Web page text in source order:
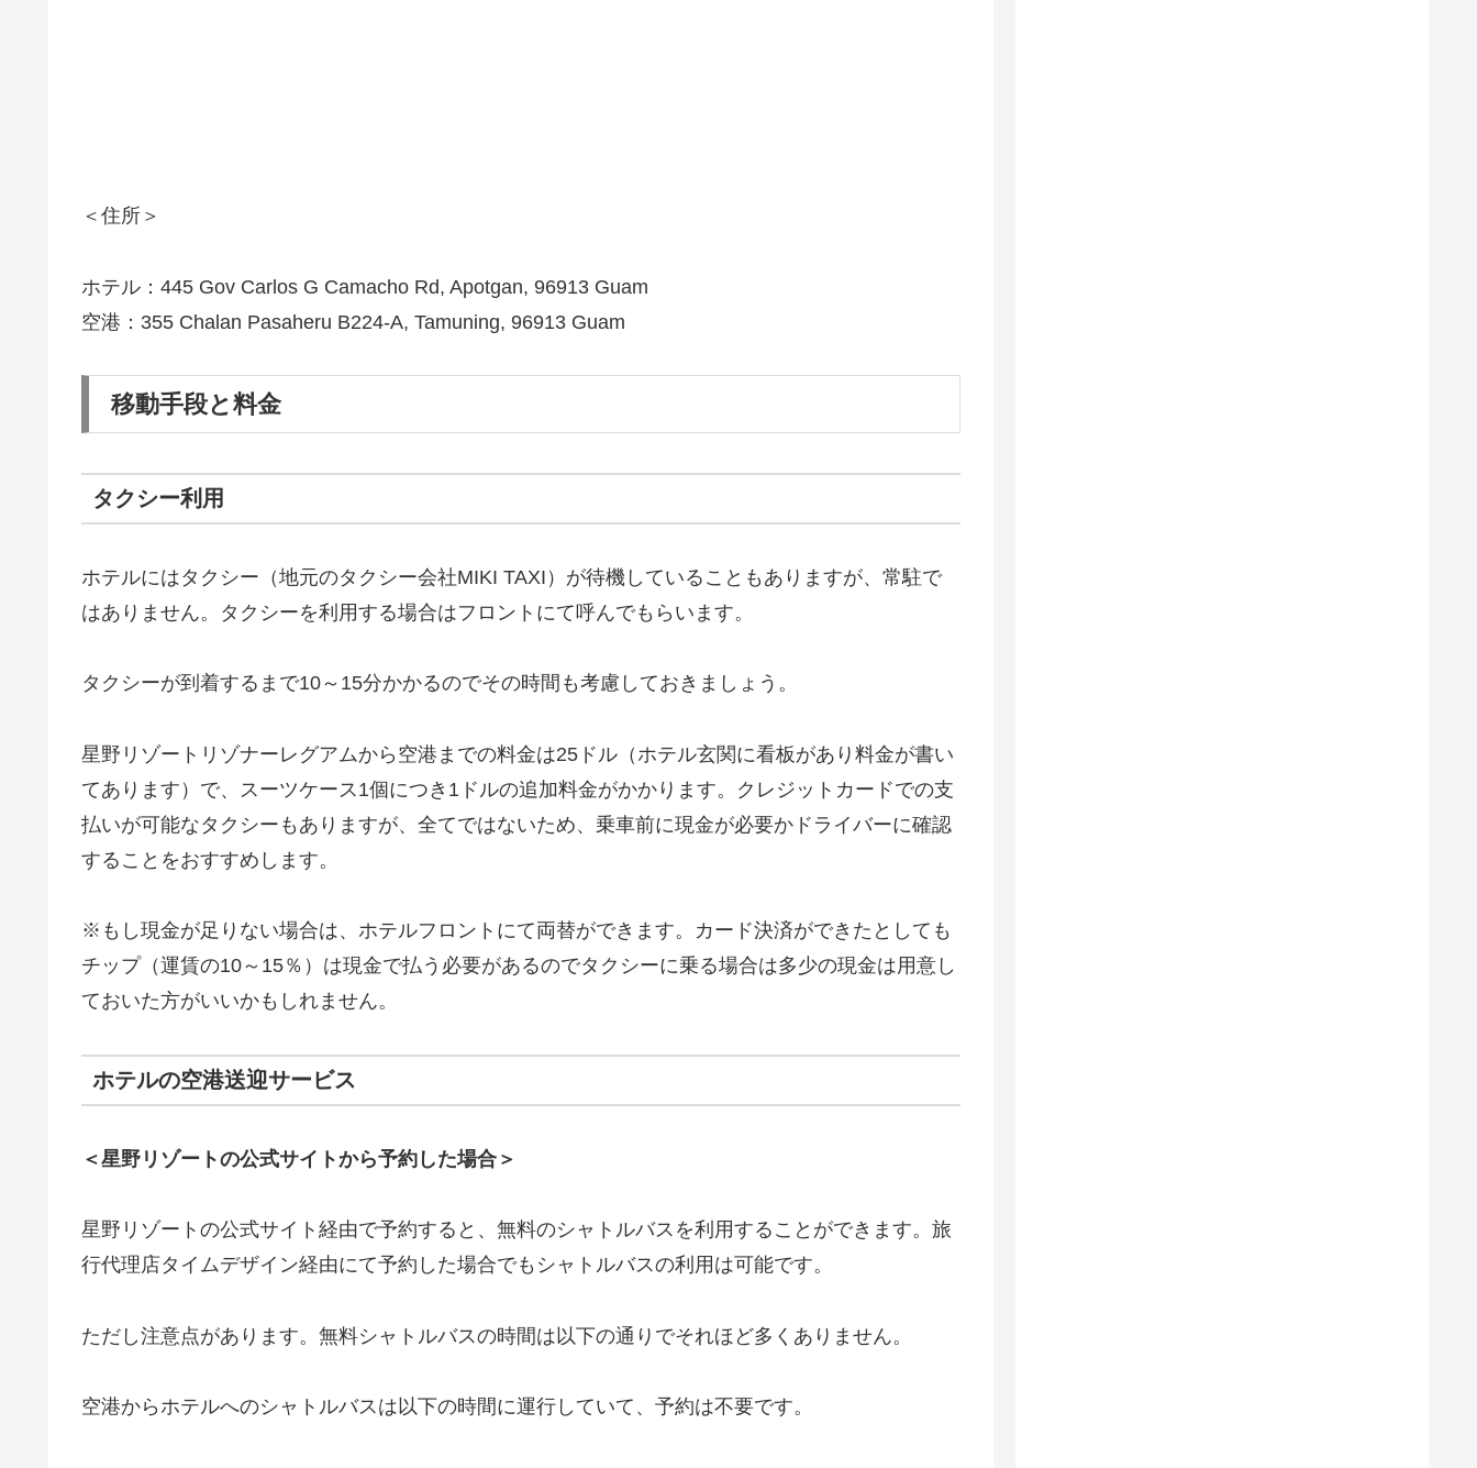
＜住所＞
ホテル：445 Gov Carlos G Camacho Rd, Apotgan, 96913 Guam
空港：355 Chalan Pasaheru B224-A, Tamuning, 96913 Guam
移動手段と料金
タクシー利用
ホテルにはタクシー（地元のタクシー会社MIKI TAXI）が待機していることもありますが、常駐で
はありません。タクシーを利用する場合はフロントにて呼んでもらいます。
タクシーが到着するまで10～15分かかるのでその時間も考慮しておきましょう。
星野リゾートリゾナーレグアムから空港までの料金は25ドル（ホテル玄関に看板があり料金が書い
てあります）で、スーツケース1個につき1ドルの追加料金がかかります。クレジットカードでの支
払いが可能なタクシーもありますが、全てではないため、乗車前に現金が必要かドライバーに確認
することをおすすめします。
※もし現金が足りない場合は、ホテルフロントにて両替ができます。カード決済ができたとしても
チップ（運賃の10～15％）は現金で払う必要があるのでタクシーに乗る場合は多少の現金は用意し
ておいた方がいいかもしれません。
ホテルの空港送迎サービス
＜星野リゾートの公式サイトから予約した場合＞
星野リゾートの公式サイト経由で予約すると、無料のシャトルバスを利用することができます。旅
行代理店タイムデザイン経由にて予約した場合でもシャトルバスの利用は可能です。
ただし注意点があります。無料シャトルバスの時間は以下の通りでそれほど多くありません。
空港からホテルへのシャトルバスは以下の時間に運行していて、予約は不要です。